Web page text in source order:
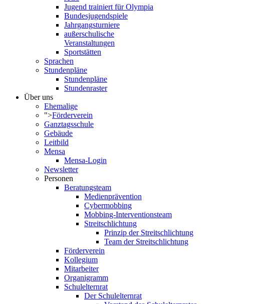
Jugend trainiert für Olympia
Bundesjugendspiele
Jahrgangsturniere
außerschulische
Veranstaltungen
Sportstätten
Sprachen
Stundenpläne
Stundenpläne
Stundenraster
Über uns
Ehemalige
">Förderverein
Ganztagsschule
Gebäude
Leitbild
Mensa
Mensa-Login
Newsletter
Personen
Beratungsteam
Medienprävention
Cybermobbing
Mobbing-Interventionsteam
Streitschlichtung
Prinzip der Streitschlichtung
Team der Streitschlichtung
Förderverein
Kollegium
Mitarbeiter
Organigramm
Schulelternrat
Der Schulelternrat